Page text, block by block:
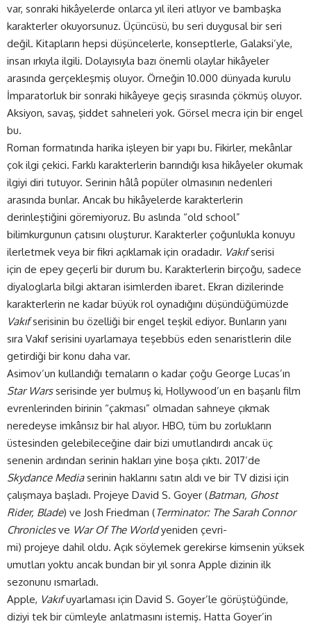
var, sonraki hikâyelerde onlarca yıl ileri atlıyor ve bambaşka
karakterler okuyorsunuz. Üçüncüsü, bu seri duygusal bir seri
değil. Kitapların hepsi düşüncelerle, konseptlerle, Galaksi’yle,
insan ırkıyla ilgili. Dolayısıyla bazı önemli olaylar hikâyeler
arasında gerçekleşmiş oluyor. Örneğin 10.000 dünyada kurulu
İmparatorluk bir sonraki hikâyeye geçiş sırasında çökmüş oluyor.
Aksiyon, savaş, şiddet sahneleri yok. Görsel mecra için bir engel
bu.
Roman formatında harika işleyen bir yapı bu. Fikirler, mekânlar
çok ilgi çekici. Farklı karakterlerin barındığı kısa hikâyeler okumak
ilgiyi diri tutuyor. Serinin hâlâ popüler olmasının nedenleri
arasında bunlar. Ancak bu hikâyelerde karakterlerin
derinleştiğini göremiyoruz. Bu aslında “old school”
bilimkurgunun çatısını oluşturur. Karakterler çoğunlukla konuyu
ilerletmek veya bir fikri açıklamak için oradadır. Vakıfserisi
için de epey geçerli bir durum bu. Karakterlerin birçoğu, sadece
diyaloglarla bilgi aktaran isimlerden ibaret. Ekran dizilerinde
karakterlerin ne kadar büyük rol oynadığını düşündüğümüzde
Vakıfserisinin bu özelliği bir engel teşkil ediyor. Bunların yanı
sıra Vakıf serisini uyarlamaya teşebbüs eden senaristlerin dile
getirdiği bir konu daha var.
Asimov’un kullandığı temaların o kadar çoğu George Lucas’ın
Star Warsserisinde yer bulmuş ki, Hollywood’un en başarılı film
evrenlerinden birinin “çakması” olmadan sahneye çıkmak
neredeyse imkânsız bir hal alıyor. HBO, tüm bu zorlukların
üstesinden gelebileceğine dair bizi umutlandırdı ancak üç
senenin ardından serinin hakları yine boşa çıktı. 2017’de
Skydance Mediaserinin haklarını satın aldı ve bir TV dizisi için
çalışmaya başladı. Projeye David S. Goyer (Batman, Ghost
Rider, Blade) ve Josh Friedman (Terminator: The Sarah Connor
Chroniclesve War Of The Worldyeniden çevri-
mi) projeye dahil oldu. Açık söylemek gerekirse kimsenin yüksek
umutları yoktu ancak bundan bir yıl sonra Apple dizinin ilk
sezonunu ısmarladı.
Apple, Vakıfuyarlaması için David S. Goyer’le görüştüğünde,
diziyi tek bir cümleyle anlatmasını istemiş. Hatta Goyer’in